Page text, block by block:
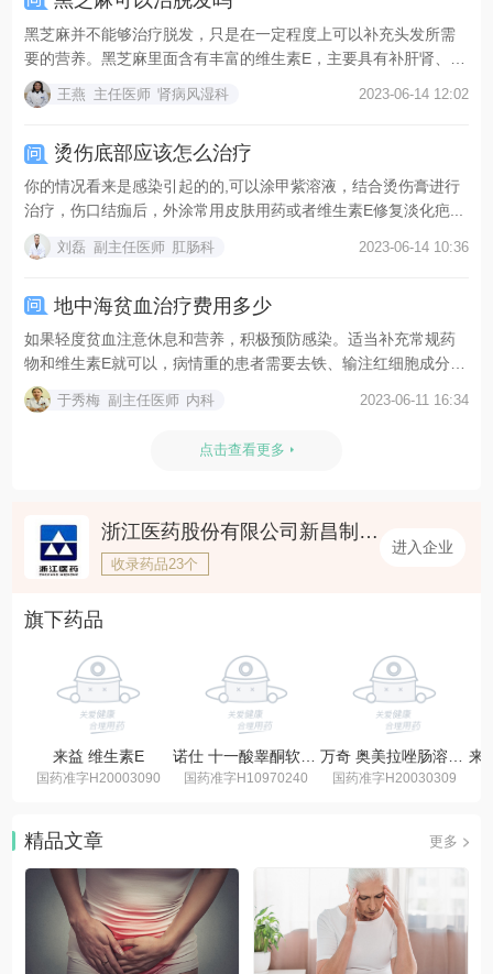
黑芝麻并不能够治疗脱发，只是在一定程度上可以补充头发所需
要的营养。黑芝麻里面含有丰富的维生素E，主要具有补肝肾、
乌...
王燕 主任医师 肾病风湿科 2023-06-14 12:02
烫伤底部应该怎么治疗
你的情况看来是感染引起的的,可以涂甲紫溶液，结合烫伤膏进行
治疗，伤口结痂后，外涂常用皮肤用药或者维生素E修复淡化疤...
刘磊 副主任医师 肛肠科 2023-06-14 10:36
地中海贫血治疗费用多少
如果轻度贫血注意休息和营养，积极预防感染。适当补充常规药
物和维生素E就可以，病情重的患者需要去铁、输注红细胞成分
血...
于秀梅 副主任医师 内科 2023-06-11 16:34
点击查看更多
浙江医药股份有限公司新昌制药厂
收录药品23个
进入企业
旗下药品
来益 维生素E
国药准字H20003090
诺仕 十一酸睾酮软胶囊
国药准字H10970240
万奇 奥美拉唑肠溶胶囊
国药准字H20030309
精品文章 更多